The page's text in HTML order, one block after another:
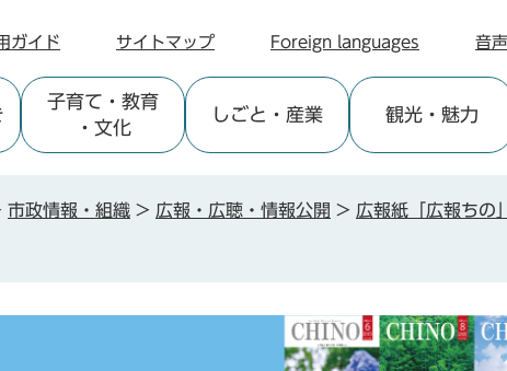
ガイド サイトマップ Foreign languages 音
子育て ・教育
・文化
しごと ・産業 観光・魅力
市政情報・組織 > 広報・広聴・情報公開 > 広報紙「広報ちの